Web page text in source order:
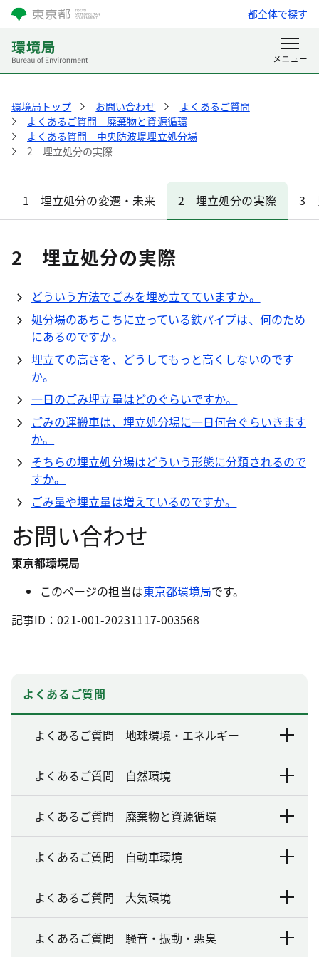
都全体で探す
環境局トップ お問い合わせ
よくあるご質問
よくあるご質問 廃棄物と資源循環
よくある質問 中央防波堤埋立処分場
2 埋立処分の実際
1 埋立処分の変遷・未来 2 埋立処分の実際 3
2 埋立処分の実際
どういう方法でごみを埋め立てていますか。
処分場のあちこちに立っている鉄パイプは、何のため
にあるのですか。
埋立ての高さを、どうしてもっと高くしないのです
か。
一日のごみ埋立量はどのぐらいですか。
ごみの運搬車は、埋立処分場に一日何台ぐらいきます
か。
そちらの埋立処分場はどういう形態に分類されるので
すか。
ごみ量や埋立量は増えているのですか。
お問い合わせ
東京都環境局
このページの担当は東京都環境局です。
記事ID：021-001-20231117-003568
よくあるご質問
よくあるご質問 地球環境・エネルギー
よくあるご質問 自然環境
よくあるご質問 廃棄物と資源循環
よくあるご質問 自動車環境
よくあるご質問 大気環境
よくあるご質問 騒音・振動・悪臭